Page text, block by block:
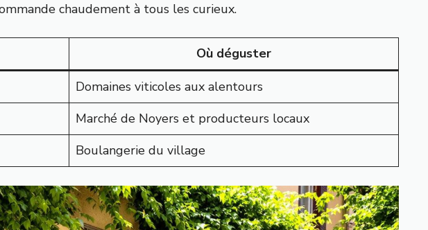
chaudement à tous les curieux.
Où déguster
Domaines viticoles aux alentours
Marché de Noyers et producteurs locaux
Boulangerie du village